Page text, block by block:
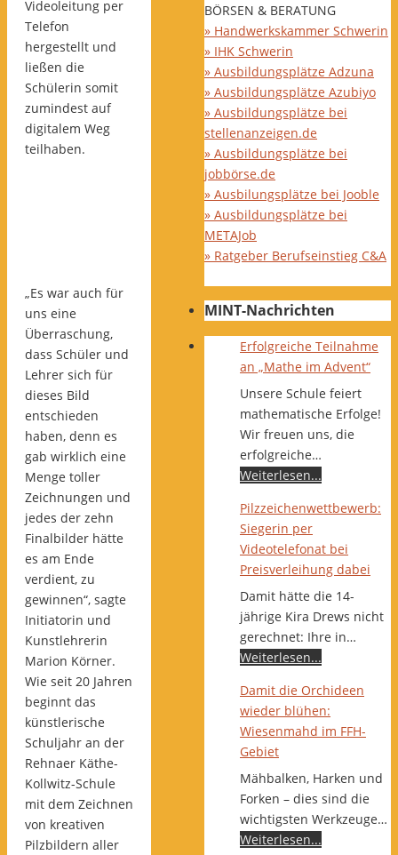
Videoleitung per
Telefon
hergestellt und
ließen die
Schülerin somit
zumindest auf
digitalem Weg
teilhaben.
„Es war auch für
uns eine
Überraschung,
dass Schüler und
Lehrer sich für
dieses Bild
entschieden
haben, denn es
gab wirklich eine
Menge toller
Zeichnungen und
jedes der zehn
Finalbilder hätte
es am Ende
verdient, zu
gewinnen“, sagte
Initiatorin und
Kunstlehrerin
Marion Körner.
Wie seit 20 Jahren
beginnt das
künstlerische
Schuljahr an der
Rehnaer Käthe-
Kollwitz-Schule
mit dem Zeichnen
von kreativen
Pilzbildern aller
BÖRSEN & BERATUNG
» Handwerkskammer Schwerin
» IHK Schwerin
» Ausbildungsplätze Adzuna
» Ausbildungsplätze Azubiyo
» Ausbildungsplätze bei
stellenanzeigen.de
» Ausbildungsplätze bei
jobbörse.de
» Ausbilungsplätze bei Jooble
» Ausbildungsplätze bei
METAJob
» Ratgeber Berufseinstieg C&A
MINT-Nachrichten
Erfolgreiche Teilnahme
an „Mathe im Advent“
Unsere Schule feiert
mathematische Erfolge!
Wir freuen uns, die
erfolgreiche…
Weiterlesen...
Pilzzeichenwettbewerb:
Siegerin per
Videotelefonat bei
Preisverleihung dabei
Damit hätte die 14-
jährige Kira Drews nicht
gerechnet: Ihre in…
Weiterlesen...
Damit die Orchideen
wieder blühen:
Wiesenmahd im FFH-
Gebiet
Mähbalken, Harken und
Forken – dies sind die
wichtigsten Werkzeuge…
Weiterlesen...